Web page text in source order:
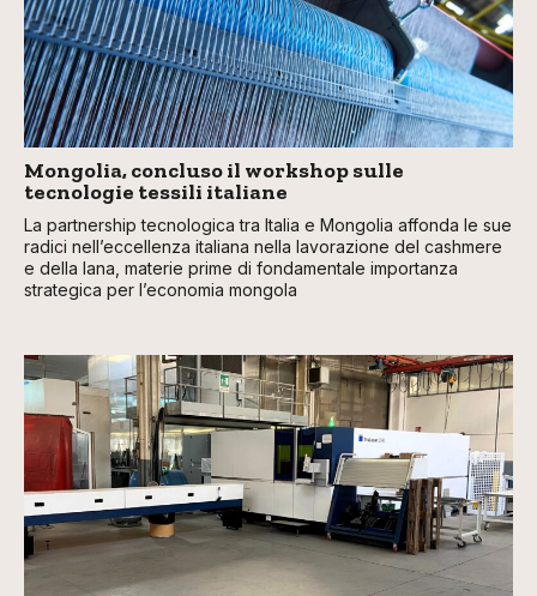
Mongolia, concluso il workshop sulle
tecnologie tessili italiane
La partnership tecnologica tra Italia e Mongolia affonda le sue
radici nell’eccellenza italiana nella lavorazione del cashmere
e della lana, materie prime di fondamentale importanza
strategica per l’economia mongola